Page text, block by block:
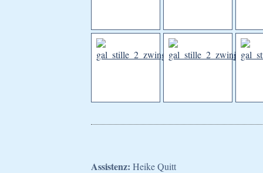
Assistenz: Heike Quitt